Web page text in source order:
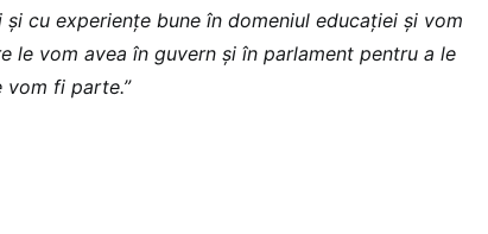
cu experiențe bune în domeniul educației și vom
le vom avea în guvern și în parlament pentru a le
fi parte.”